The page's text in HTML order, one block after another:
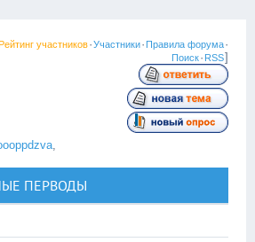
Рейтинг участников·Участники·Правила форума·
Поиск·RSS]
,
ПЕРВОДЫ